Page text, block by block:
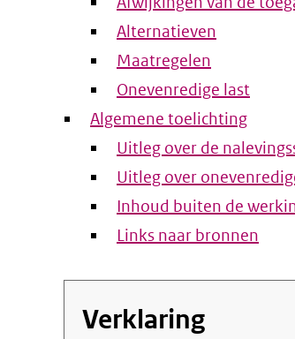
Alternatieven
Maatregelen
Onevenredige last
Algemene toelichting
Uitleg over de
Uitleg over
Inhoud buiten de
Links naar bronnen
Verklaring